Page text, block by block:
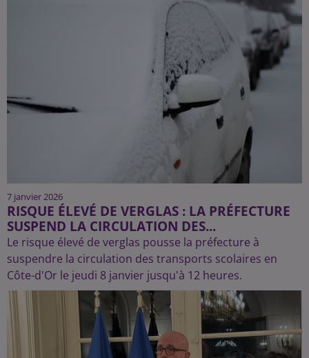
7 janvier 2026
RISQUE ÉLEVÉ DE VERGLAS : LA PRÉFECTURE
SUSPEND LA CIRCULATION DES...
Le risque élevé de verglas pousse la préfecture à
suspendre la circulation des transports scolaires en
Côte-d'Or le jeudi 8 janvier jusqu'à 12 heures.